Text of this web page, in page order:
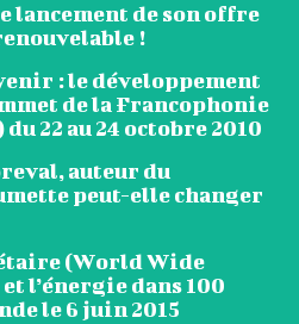
lancement de son offre
!
: le développement
de la Francophonie
22 au 24 octobre 2010
auteur du
peut-elle changer
(World Wide
l’énergie dans 100
le 6 juin 2015